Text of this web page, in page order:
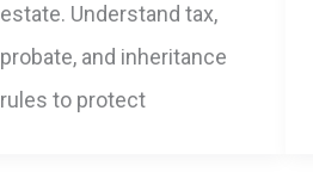
estate. Understand tax,
probate, and inheritance
rules to protect